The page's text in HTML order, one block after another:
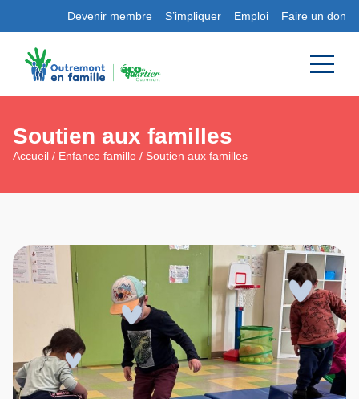
Devenir membre S’impliquer Emploi Faire un don
Soutien aux familles
Accueil / Enfance famille / Soutien aux familles